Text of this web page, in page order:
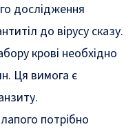
дослідження
до вірусу сказу.
крові необхідно
Ця вимога є
потрібно